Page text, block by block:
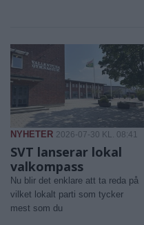
NYHETER 2026-07-30 KL. 08:41
SVT lanserar lokal
valkompass
Nu blir det enklare att ta reda på
vilket lokalt parti som tycker
mest som du